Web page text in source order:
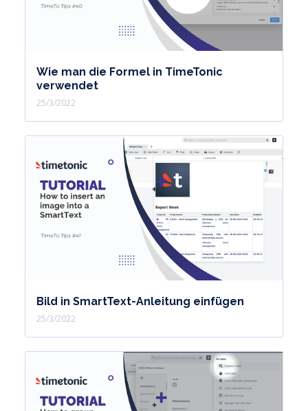
Wie man die Formel in TimeTonic
verwendet
25/3/2022
Bild in SmartText-Anleitung einfügen
25/3/2022